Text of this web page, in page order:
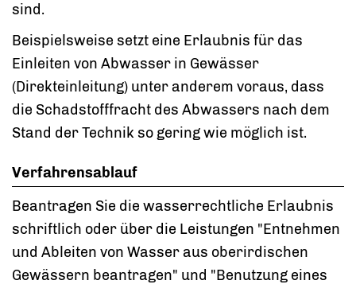
sind.
Beispielsweise setzt eine Erlaubnis für das
Einleiten von Abwasser in Gewässer
(Direkteinleitung) unter anderem voraus, dass
die Schadstofffracht des Abwassers nach dem
Stand der Technik so gering wie möglich ist.
Verfahrensablauf
Beantragen Sie die wasserrechtliche Erlaubnis
schriftlich oder über die Leistungen "Entnehmen
und Ableiten von Wasser aus oberirdischen
Gewässern beantragen" und "Benutzung eines